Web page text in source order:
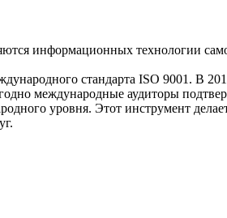
информационных технологии
стандарта ISO 9001. В
международные аудиторы
уровня. Этот инструмент